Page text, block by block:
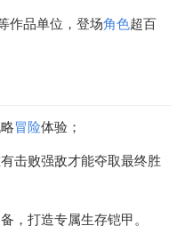
作品单位，登场角色超百
冒险体验；
击败强敌才能夺取最终胜
，打造专属生存铠甲。